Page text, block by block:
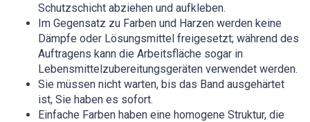
Schutzschicht abziehen und aufkleben.
Im Gegensatz zu Farben und Harzen werden keine
Dämpfe oder Lösungsmittel freigesetzt; während des
Auftragens kann die Arbeitsfläche sogar in
Lebensmittelzubereitungsgeräten verwendet werden.
Sie müssen nicht warten, bis das Band ausgehärtet
ist, Sie haben es sofort.
Einfache Farben haben eine homogene Struktur, die